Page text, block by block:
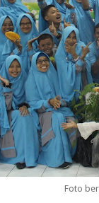
Foto